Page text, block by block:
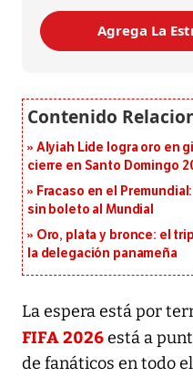
Agrega La
Alyiah Lide logra oro en
cierre en Santo Domingo
Fracaso en el
sin boleto al Mundial
Oro, plata y bronce: el
la delegación panameña
La espera está por
FIFA 2026está a
de fanáticos en todo